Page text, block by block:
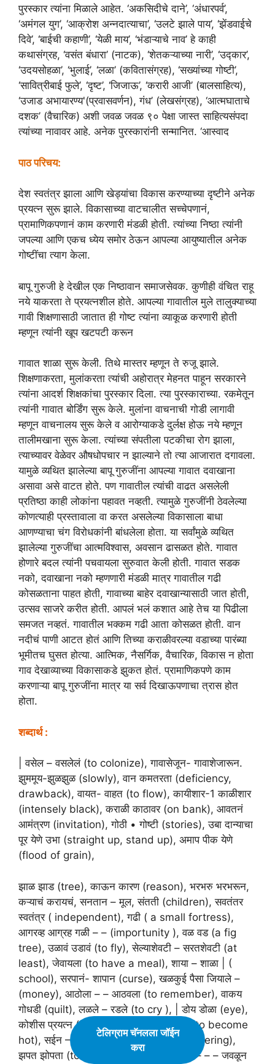
पुरस्कार त्यांना मिळाले आहेत. ‘अकसिदीचे दाने’, ‘अंधारपर्व’,
‘अमंगल युग’, ‘आक्रोश अन्नदात्याचा’, ‘उलटे झाले पाय’, ‘झेंडवाईचे
दिवे’, ‘बाईची कहाणी’, ‘येळी माय’, ‘भंडाऱ्याचे नाव’ हे काही
कथासंग्रह, ‘वसंत बंधारा’ (नाटक), ‘शेतकऱ्याच्या नारी’, ‘उद्कार’,
‘उदयसोहळा’, ‘भुलाई’, ‘लळा’ (कवितासंग्रह), ‘सख्यांच्या गोष्टी’,
‘सावित्रीबाई फुले’, ‘दृष्ट’, ‘जिजाऊ’, ‘करारी आजी’ (बालसाहित्य),
‘उजाड अभायारण्य'(प्रवासवर्णन), गंध’ (लेखसंग्रह), ‘आत्मघाताचे
दशक’ (वैचारिक) अशी जवळ जवळ ९० पेक्षा जास्त साहित्यसंपदा
त्यांच्या नावावर आहे. अनेक पुरस्कारांनी सन्मानित. ‘आस्वाद
पाठ परिचय:
देश स्वतंत्र झाला आणि खेड्यांचा विकास करण्याच्या दृष्टीने अनेक
प्रयत्न सुरू झाले. विकासाच्या वाटचालीत सच्चेपणानं,
प्रामाणिकपणानं काम करणारी मंडळी होती. त्यांच्या निष्ठा त्यांनी
जपल्या आणि एकच ध्येय समोर ठेऊन आपल्या आयुष्यातील अनेक
गोष्टींचा त्याग केला.
बापू गुरुजी हे देखील एक निष्ठावान समाजसेवक. कुणीही वंचित राहू
नये याकरता ते प्रयत्नशील होते. आपल्या गावातील मुले तालुक्याच्या
गावी शिक्षणासाठी जातात ही गोष्ट त्यांना व्याकूळ करणारी होती
म्हणून त्यांनी खूप खटपटी करून
गावात शाळा सुरू केली. तिथे मास्तर म्हणून ते रुजू झाले.
शिक्षणाकरता, मुलांकरता त्यांची अहोरात्र मेहनत पाहून सरकारने
त्यांना आदर्श शिक्षकांचा पुरस्कार दिला. त्या पुरस्काराच्या. रकमेतून
त्यांनी गावात बोर्डिंग सुरू केले. मुलांना वाचनाची गोडी लागावी
म्हणून वाचनालय सुरू केले व आरोग्याकडे दुर्लक्ष होऊ नये म्हणून
तालीमखाना सुरू केला. त्यांच्या संपतीला पटकीचा रोग झाला,
त्याच्यावर वेळेवर औषधोपचार न झाल्याने तो त्या आजारात दगावला.
यामुळे व्यथित झालेल्या बापू गुरुजींना आपल्या गावात दवाखाना
असावा असे वाटत होते. पण गावातील त्यांची वाढत असलेली
प्रतिष्ठा काही लोकांना पहावत नव्हती. त्यामुळे गुरुजींनी ठेवलेल्या
कोणत्याही प्रस्तावाला वा करत असलेल्या विकासाला बाधा
आणण्याचा चंग विरोधकांनी बांधलेला होता. या सर्वांमुळे व्यथित
झालेल्या गुरुजींचा आत्मविश्वास, अवसान ढासळत होते. गावात
होणारे बदल त्यांनी पचवायला सुरुवात केली होती. गावात सडक
नको, दवाखाना नको म्हणणारी मंडळी मात्र गावातील गढी
कोसळताना पाहत होती, गावाच्या बाहेर दवाखान्यासाठी जात होती,
उत्सव साजरे करीत होती. आपलं भलं कशात आहे तेच या पिढीला
समजत नव्हतं. गावातील भक्कम गढी आता कोसळत होती. वान
नदीचं पाणी आटत होतं आणि तिच्या कराळीवरल्या वडाच्या पारंब्या
भूमीतच घुसत होत्या. आत्मिक, नैसर्गिक, वैचारिक, विकास न होता
गाव देखाव्याच्या विकासाकडे झुकत होतं. प्रामाणिकपणे काम
करणाऱ्या बापू गुरुजींना मात्र या सर्व दिखाऊपणाचा त्रास होत
होता.
शब्दार्थ :
| वसेल – वसलेलं (to colonize), गावासेजून- गावाशेजारून.
झुममूय-झुळझुळ (slowly), वान कमतरता (deficiency,
drawback), वायत- वाहत (to flow), कायीशार-1 काळीशार
(intensely black), कराळी काठावर (on bank), आवतनं
आमंत्रण (invitation), गोठी • गोष्टी (stories), उबा दान्याचा
पूर येणे उभा (straight up, stand up), अमाप पीक येणे
(flood of grain),
झाळ झाड (tree), काऊन कारण (reason), भरभरु भरभरून,
कऱ्याचं करायचं, सनतान – मूल, संतती (children), सवतंतर
स्वतंत्र ( independent), गढी ( a small fortress),
आगरव्ह आग्रह गळी – – (importunity ), वळ वड (a fig
tree), उळावं उडावं (to fly), सेल्याशेवटी – सरतशेवटी (at
least), जेवायला (to have a meal), शाया – शाळा | (
school), सरपानं- शापान (curse), खळकुई पैसा जियाले –
(money), आठोला – – आठवला (to remember), वाकय
गोधडी (quilt), लळले – रडले (to cry ), | डोय डोळा (eye),
कोशीस प्रयत्न ( an effort), तपेल तापलेल्या (to become
hot), सईन – | (crow), कुठूठूल्ल | सहन ( suffering),
झपत झोपता (to sleep), सेजून कावळा – – – – – – जवळून
टेलिग्राम चॅनलला जॉईन
करा